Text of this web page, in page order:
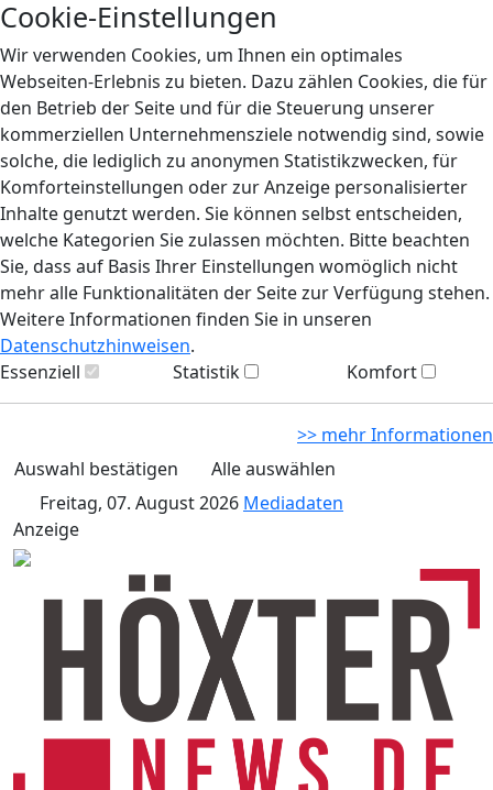
Cookie-Einstellungen
Wir verwenden Cookies, um Ihnen ein optimales
Webseiten-Erlebnis zu bieten. Dazu zählen Cookies, die für
den Betrieb der Seite und für die Steuerung unserer
kommerziellen Unternehmensziele notwendig sind, sowie
solche, die lediglich zu anonymen Statistikzwecken, für
Komforteinstellungen oder zur Anzeige personalisierter
Inhalte genutzt werden. Sie können selbst entscheiden,
welche Kategorien Sie zulassen möchten. Bitte beachten
Sie, dass auf Basis Ihrer Einstellungen womöglich nicht
mehr alle Funktionalitäten der Seite zur Verfügung stehen.
Weitere Informationen finden Sie in unseren
Datenschutzhinweisen.
Essenziell
Statistik Komfort
>> mehr Informationen
Auswahl bestätigen
Alle auswählen
Freitag, 07. August 2026 Mediadaten
Anzeige